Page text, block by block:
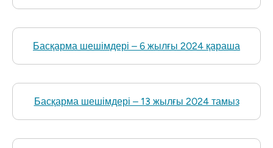
Басқарма шешімдері – 6 жылғы 2024 қараша
Басқарма шешімдері – 13 жылғы 2024 тамыз